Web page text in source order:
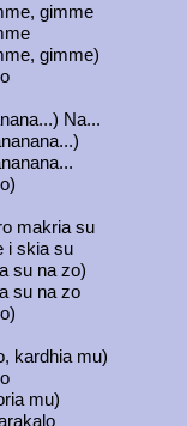
gimme
gimme)
Na...
makria su
i skia su
su na zo)
su na zo
kardhia mu)
mu)